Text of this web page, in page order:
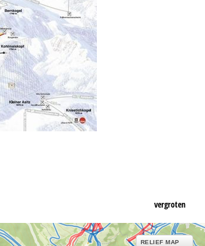
vergroten
RELIEF MAP